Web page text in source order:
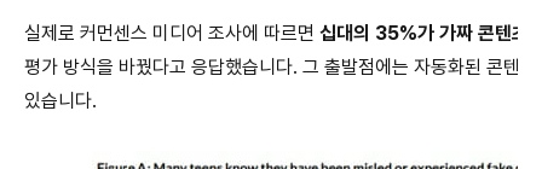
실제로 커먼센스 미디어 조사에 따르면 십대의 35%가 가짜 콘텐츠
평가 방식을 바꿨다고 응답했습니다. 그 출발점에는 자동화된 콘텐
있습니다.